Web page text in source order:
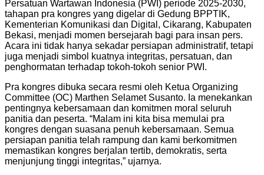
Persatuan Wartawan Indonesia (PWI) periode 2025-2030,
tahapan pra kongres yang digelar di Gedung BPPTIK,
Kementerian Komunikasi dan Digital, Cikarang, Kabupaten
Bekasi, menjadi momen bersejarah bagi para insan pers.
Acara ini tidak hanya sekadar persiapan administratif, tetapi
juga menjadi simbol kuatnya integritas, persatuan, dan
penghormatan terhadap tokoh-tokoh senior PWI.
Pra kongres dibuka secara resmi oleh Ketua Organizing
Committee (OC) Marthen Selamet Susanto. Ia menekankan
pentingnya kebersamaan dan komitmen moral seluruh
panitia dan peserta. “Malam ini kita bisa memulai pra
kongres dengan suasana penuh kebersamaan. Semua
persiapan panitia telah rampung dan kami berkomitmen
memastikan kongres berjalan tertib, demokratis, serta
menjunjung tinggi integritas,” ujarnya.